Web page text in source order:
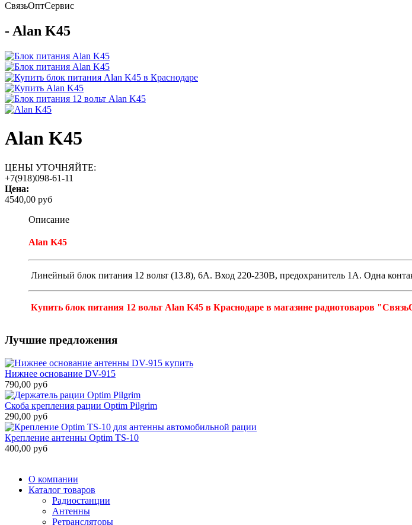
СвязьОптСервис
- Alan K45
Alan K45
ЦЕНЫ УТОЧНЯЙТЕ:
+7(918)098-61-11
Цена:
4540,00 руб
Описание
Alan K45
Линейный блок питания 12 вольт (13.8), 6А. Вход 220-230В, предохранитель 1А. Одна
Купить блок питания 12 вольт Alan K45 в Краснодаре в магазине радиотоваров
Лучшие предложения
Нижнее основание DV-915
790,00 руб
Скоба крепления рации Optim Pilgrim
290,00 руб
Крепление антенны Optim TS-10
400,00 руб
О компании
Каталог товаров
Радиостанции
Антенны
Ретрансляторы